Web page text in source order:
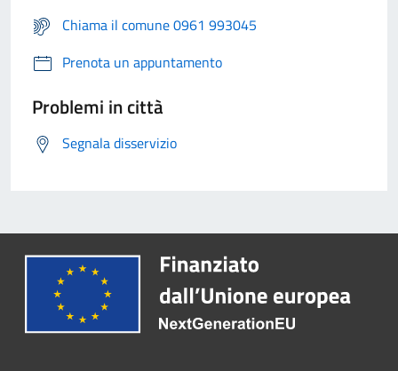
Chiama il comune 0961 993045
Prenota un appuntamento
Problemi in città
Segnala disservizio